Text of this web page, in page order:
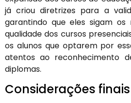
já criou diretrizes para a
garantindo que eles sigam os
qualidade dos cursos
os alunos que optarem por
atentos ao reconhecimento
diplomas.
Considerações finais